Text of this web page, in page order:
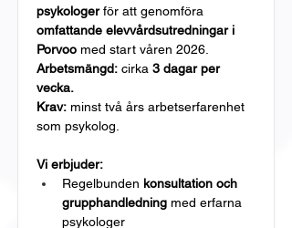
psykologer för att genomföra
omfattande elevvårdsutredningar i
Porvoo med start våren 2026.
Arbetsmängd: cirka 3 dagar per
vecka.
Krav: minst två års arbetserfarenhet
som psykolog.
Vi erbjuder:
Regelbunden konsultation och
grupphandledning med erfarna
psykologer